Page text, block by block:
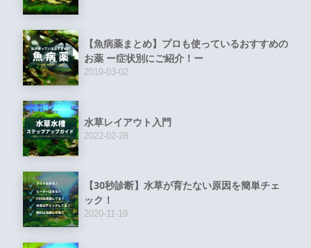
【魚病薬まとめ】プロも使っているおすすめの
お薬 ー症状別にご紹介！ー
2019-03-02
水草レイアウト入門
2022-02-28
【30秒診断】水草が育たない原因を簡単チェ
ック！
2020-11-19